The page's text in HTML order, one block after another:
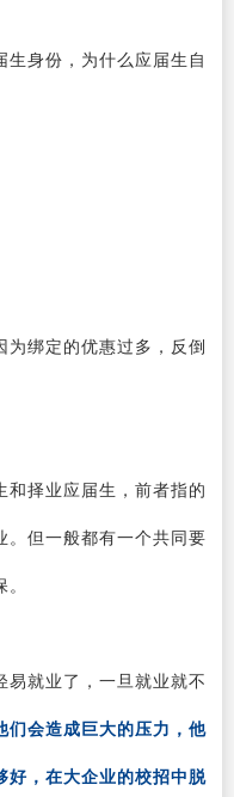
身份，为什么应届生自
为绑定的优惠过多，反倒
和择业应届生，前者指的
。但一般都有一个共同要
就业了，一旦就业就不
们会造成巨大的压力，他
好，在大企业的校招中脱